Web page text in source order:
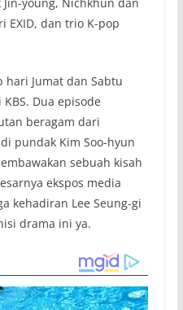
EXID, dan trio K-pop
Jumat dan Sabtu
Dua episode
beragam dari
pundak Kim Soo-hyun
sebuah kisah
ekspos media
kehadiran Lee Seung-gi
drama ini ya.